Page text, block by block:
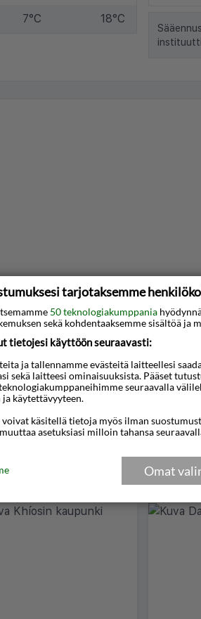
7°C 18°C
tarjotaksemme
50 teknologiakumppania
sekä kohdentaaksemme sisältöä ja
tietojesi käyttöön seuraavasti:
ja tallennamme evästeitä laitteellesi
sekä laitteesi ominaisuuksista. Pääset
seuraavalla
käytettävyyteen.
käsitellä tietoja myös ilman
asetuksiasi milloin tahansa
Omat